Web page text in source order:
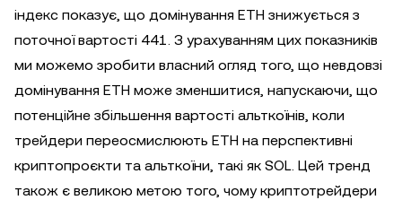
індекс показує, що домінування ETH знижується з
поточної вартості 441. З урахуванням цих показників
ми можемо зробити власний огляд того, що невдовзі
домінування ETH може зменшитися, напускаючи, що
потенційне збільшення вартості альткоїнів, коли
трейдери переосмислюють ETH на перспективні
криптопроєкти та альткоїни, такі як SOL. Цей тренд
також є великою метою того, чому криптотрейдери